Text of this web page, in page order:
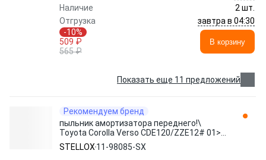
Наличие
2 шт.
Отгрузка
завтра в 04:30
-10%
509 ₽
565 ₽
В корзину
Показать еще 11 предложений
Рекомендуем бренд
пыльник амортизатора переднего!\
Toyota Corolla Verso CDE120/ZZE12# 01>
11-98085-SX STELLOX
STELLOX 11-98085-SX